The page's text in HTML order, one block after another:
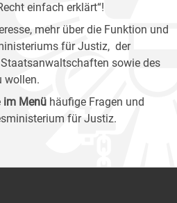
einfach erklärt“!
mehr über die Funktion und
für Justiz, der
sowie des
wollen.
im Menü häufige Fragen und
für Justiz.